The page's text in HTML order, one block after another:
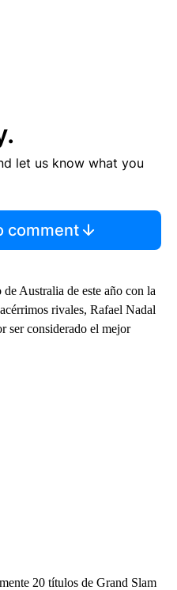
let us know what you
comment
Australia de este año con la
rivales, Rafael Nadal
ser considerado el mejor
20 títulos de Grand Slam